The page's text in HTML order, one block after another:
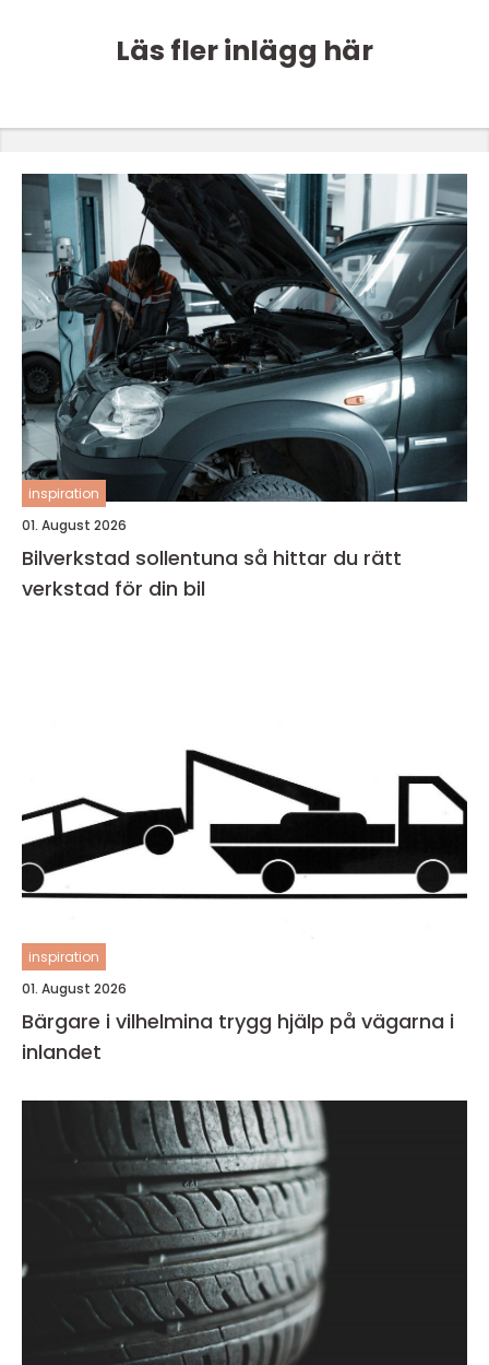
Läs fler inlägg här
inspiration
01. August 2026
Bilverkstad sollentuna så hittar du rätt
verkstad för din bil
inspiration
01. August 2026
Bärgare i vilhelmina trygg hjälp på vägarna i
inlandet